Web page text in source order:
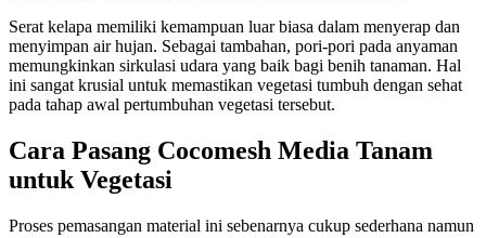
Serat kelapa memiliki kemampuan luar biasa dalam menyerap dan
menyimpan air hujan. Sebagai tambahan, pori-pori pada anyaman
memungkinkan sirkulasi udara yang baik bagi benih tanaman. Hal
ini sangat krusial untuk memastikan vegetasi tumbuh dengan sehat
pada tahap awal pertumbuhan vegetasi tersebut.
Cara Pasang Cocomesh Media Tanam
untuk Vegetasi
Proses pemasangan material ini sebenarnya cukup sederhana namun